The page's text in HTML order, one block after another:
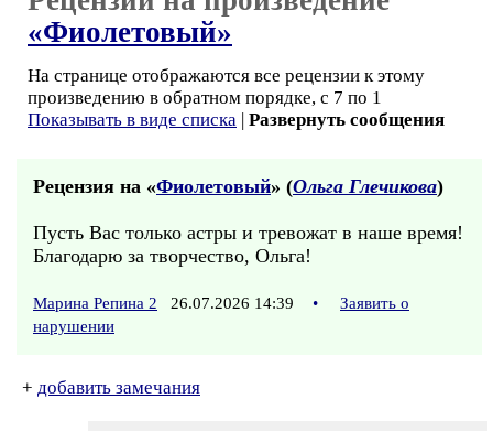
«Фиолетовый»
На странице отображаются все рецензии к этому
произведению в обратном порядке, с 7 по 1
Показывать в виде списка | Развернуть сообщения
Рецензия на «Фиолетовый» (Ольга Глечикова)
Пусть Вас только астры и тревожат в наше время!
Благодарю за творчество, Ольга!
Марина Репина 2 26.07.2026 14:39 •
Заявить о
нарушении
+ добавить замечания